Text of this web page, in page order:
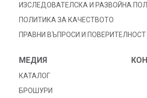
ИЗСЛЕДОВАТЕЛСКА И РАЗВОЙНА
ПОЛИТИКА ЗА КАЧЕСТВОТО
ПРАВНИ ВЪПРОСИ И ПОВЕРИТЕЛНОСТ
МЕДИЯ
КАТАЛОГ
БРОШУРИ